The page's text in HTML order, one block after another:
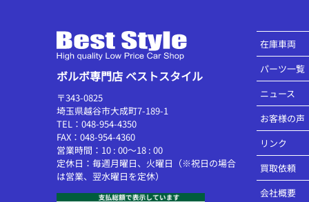
ボルボ専門店 ベストスタイル
〒343-0825
埼玉県越谷市大成町7-189-1
TEL：048-954-4350
FAX：048-954-4360
営業時間：10 : 00～18 : 00
定休日：毎週月曜日、火曜日（※祝日の場合
は営業、翌水曜日を定休）
在庫車両
パーツ一覧
ニュース
お客様の声
リンク
買取依頼
会社概要